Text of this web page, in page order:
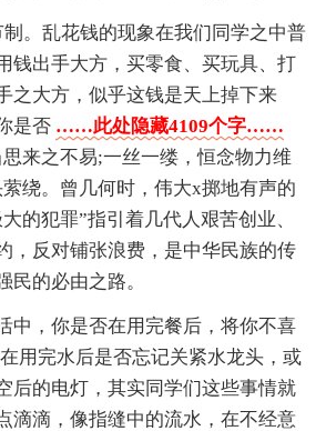
。乱花钱的现象在我们同学之中普
钱出手大方，买零食、买玩具、打
之大方，似乎这钱是天上掉下来
是否 ……此处隐藏4109个字……
来之不易;一丝一缕，恒念物力维
绕。曾几何时，伟大x掷地有声的
的犯罪”指引着几代人艰苦创业、
，反对铺张浪费，是中华民族的传
民的必由之路。
中，你是否在用完餐后，将你不喜
用完水后是否忘记关紧水龙头，或
后的电灯，其实同学们这些事情就
滴滴，像指缝中的流水，在不经意